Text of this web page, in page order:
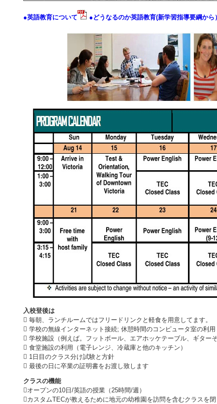
●英語教育について ●どうなるのか英語教育(新学習指導要綱から
入校登後は
 毎朝、ランチルームではフリードリンクと軽食を用意してます。
 学校の無線インターネット接続; 休憩時間のコンピュータ室の利用
 学校施設（例えば。フットボール、エアホッケテーブル、ギター
 食堂施設の利用（電子レンジ、冷蔵庫と他のキッチン）
 1日目のクラス分け試験と方針
 最後の日に卒業の証明書をお渡し致します
クラスの機能
オープンの10日/英語の授業（25時間/週）
カスタムTECが教えるために地元の幼稚園を訪問を含むクラスを